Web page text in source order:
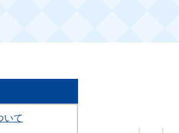
いて